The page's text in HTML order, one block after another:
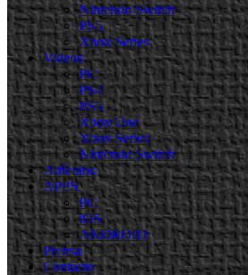
Nintendo Switch
PS5
Xbox Series
Videos
PC
PS4
PS5
Xbox One
Xbox Series
Nintendo Switch
Artículos
APPS
PC
iOS
ANDROID
Prensa
Contacto